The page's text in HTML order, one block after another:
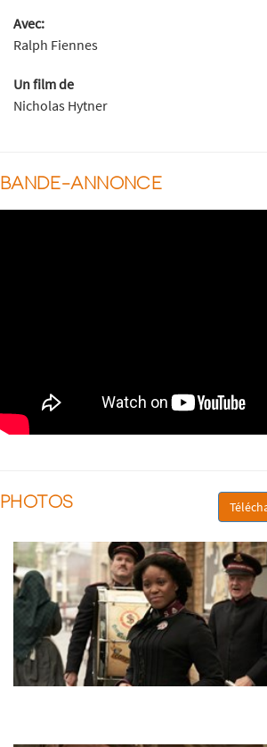
Avec:
Ralph Fiennes
Un film de
Nicholas Hytner
BANDE-ANNONCE
PHOTOS